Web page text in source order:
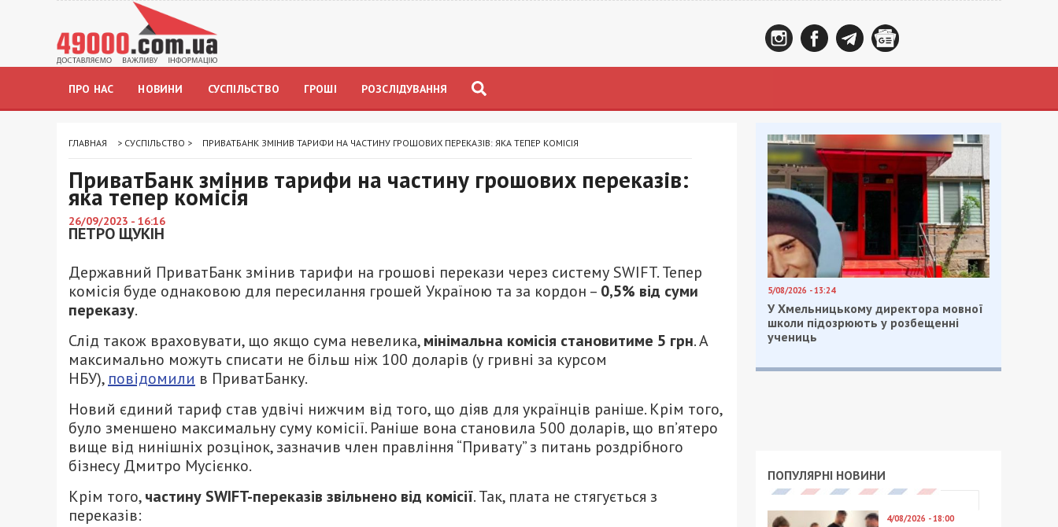
ПРО НАС НОВИНИ СУСПІЛЬСТВО ГРОШІ РОЗСЛІДУВАННЯ
ГЛАВНАЯ > СУСПІЛЬСТВО > ПРИВАТБАНК ЗМІНИВ ТАРИФИ НА ЧАСТИНУ ГРОШОВИХ ПЕРЕКАЗІВ: ЯКА ТЕПЕР КОМІСІЯ
ПриватБанк змінив тарифи на частину грошових переказів:
яка тепер комісія
26/09/2023 - 16:16
ПЕТРО ЩУКІН
Державний ПриватБанк змінив тарифи на грошові перекази через систему SWIFT. Тепер
комісія буде однаковою для пересилання грошей Україною та за кордон – 0,5% від суми
переказу.
Слід також враховувати, що якщо сума невелика,мінімальна комісія становитиме 5 грн. А
максимально можуть списати не більш ніж 100 доларів (у гривні за курсом
НБУ), повідомили в ПриватБанку.
Новий єдиний тариф став удвічі нижчим від того, що діяв для українців раніше. Крім того,
було зменшено максимальну суму комісії. Раніше вона становила 500 доларів, що вп’ятеро
вище від нинішніх розцінок, зазначив член правління “Привату” з питань роздрібного
бізнесу Дмитро Мусієнко.
Крім того,частину SWIFT-переказів звільнено від комісії. Так, плата не стягується з
переказів:
5/08/2026 - 13:24
У Хмельницькому директора мовної
школи підозрюють у розбещенні
учениць
ПОПУЛЯРНІ НОВИНИ
4/08/2026 - 18:00